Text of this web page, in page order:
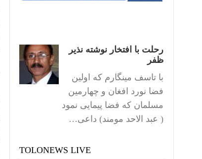
رحلت با افتخار نوشته نذیر
ظفر
با تاسف مینگارم که اولین
فضا نورد افغان و چهارمین
مسلمان که فضا پیمایی نمود
( عبد الاحد مومند) داعی…
TOLONEWS LIVE